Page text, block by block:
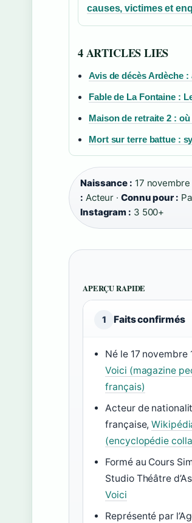
causes, victimes et
4 ARTICLES LIES
Avis de décès Ardèche :
Fable de La Fontaine :
Maison de retraite 2 :
Mort sur terre battue :
Naissance : 17 novembre
: Acteur · Connu pour :
Instagram : 3 500+
APERÇU RAPIDE
1 Faits confirmés
Né le 17 novembre
Voici (magazine
français)
Acteur de
française,
(encyclopédie
Formé au Cours
Studio Théâtre
Voici
Représenté par